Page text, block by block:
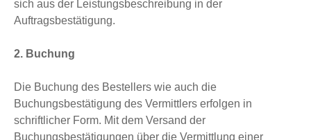
sich aus der Leistungsbeschreibung in der
Auftragsbestätigung.
2. Buchung
Die Buchung des Bestellers wie auch die
Buchungsbestätigung des Vermittlers erfolgen in
schriftlicher Form. Mit dem Versand der
Buchungsbestätigungen über die Vermittlung einer